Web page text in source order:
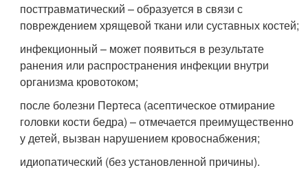
посттравматический – образуется в связи с
повреждением хрящевой ткани или суставных костей;
инфекционный – может появиться в результате
ранения или распространения инфекции внутри
организма кровотоком;
после болезни Пертеса (асептическое отмирание
головки кости бедра) – отмечается преимущественно
у детей, вызван нарушением кровоснабжения;
идиопатический (без установленной причины).